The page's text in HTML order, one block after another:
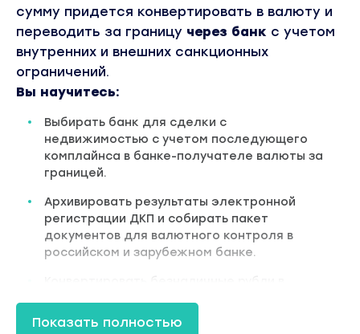
сумму придется конвертировать в валюту и
переводить за границу через банк с учетом
внутренних и внешних санкционных
ограничений.
Вы научитесь:
Выбирать банк для сделки с
недвижимостью с учетом последующего
комплайнса в банке-получателе валюты за
границей.
Архивировать результаты электронной
регистрации ДКП и собирать пакет
документов для валютного контроля в
российском и зарубежном банке.
Показать полностью